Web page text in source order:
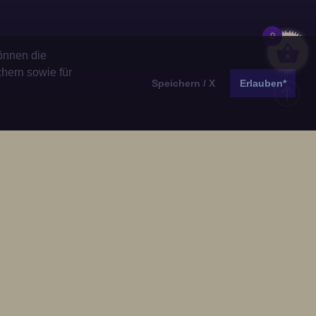
0
die
sowie für
Speichern / X Erlauben*